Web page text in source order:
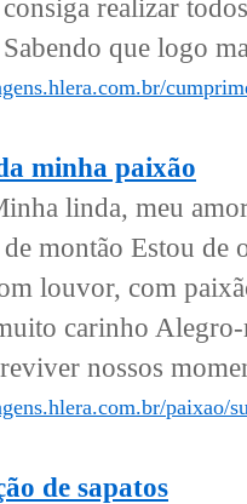
realizar
que logo
minha paixão
linda, meu
montão Estou de
louvor, com
carinho
nossos
paixao/
de sapatos